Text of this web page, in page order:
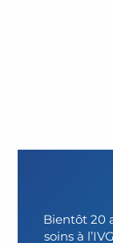
Bientôt 20
soins à